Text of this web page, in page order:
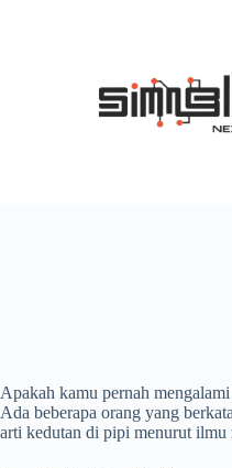
Apakah kamu pernah
Ada beberapa orang yang
arti kedutan di pipi menurut ilmu